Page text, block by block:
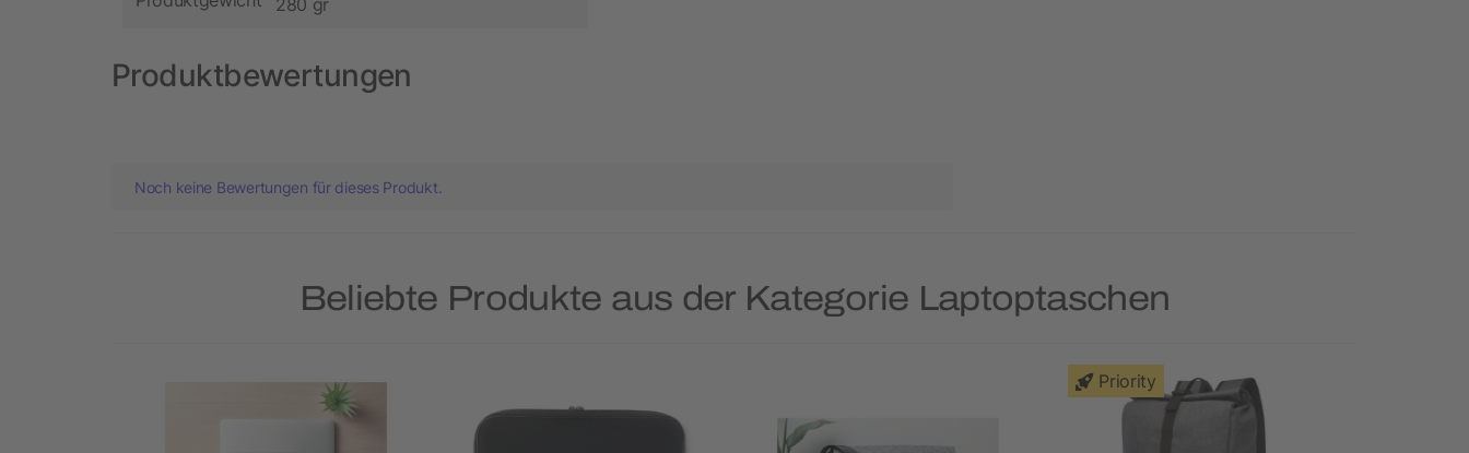
Produktbewertungen
Noch keine Bewertungen für dieses Produkt.
Beliebte Produkte aus der Kategorie Laptoptaschen
Priority